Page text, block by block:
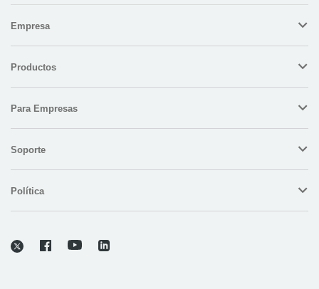
Empresa
Productos
Para Empresas
Soporte
Política